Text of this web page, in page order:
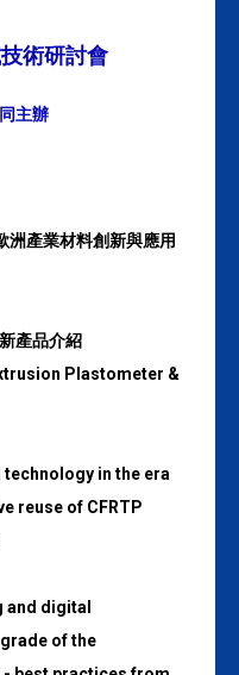
術研討會
主辦
洲產業材料創新與應用
產品介紹
Plastometer &
in the era
reuse of CFRTP
and digital
of the